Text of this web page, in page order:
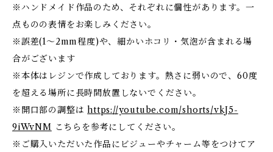
※ハンドメイド作品のため、それぞれに個性があります。一
点ものの表情をお楽しみください。
※誤差(1〜2mm程度)や、細かいホコリ・気泡が含まれる場
合がございます
※本体はレジンで作成しております。熱さに弱いので、60度
を超える場所に長時間放置しないでください。
※開口部の調整はhttps://youtube.com/shorts/vkJ5-
9iWvNM こちらを参考にしてください。
※ご購入いただいた作品にビジューやチャーム等をつけてア